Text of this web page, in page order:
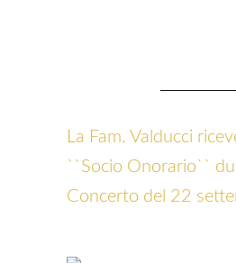
La Fam. Valducci
``Socio Onorario``
Concerto del 22